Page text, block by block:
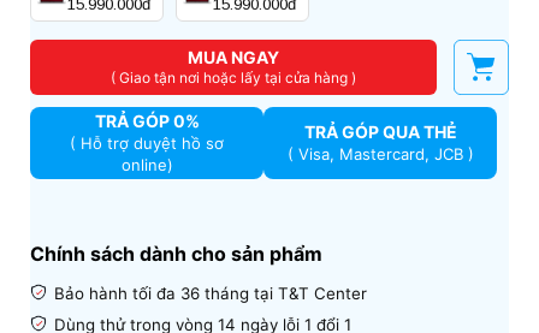
15.990.000đ
15.990.000đ
MUA NGAY
( Giao tận nơi hoặc lấy tại cửa hàng )
TRẢ GÓP 0%
( Hỗ trợ duyệt hồ sơ
online)
TRẢ GÓP QUA THẺ
( Visa, Mastercard, JCB )
Chính sách dành cho sản phẩm
Bảo hành tối đa 36 tháng tại T&T Center
Dùng thử trong vòng 14 ngày lỗi 1 đổi 1